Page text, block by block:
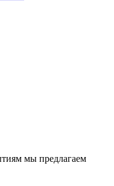
мы предлагаем